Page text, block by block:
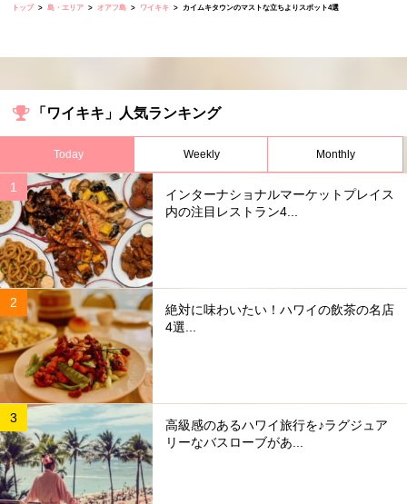
トップ 島・エリア オアフ島 ワイキキ カイムキタウンのマストな立ちよりスポット4選
「ワイキキ」人気ランキング
Today Weekly Monthly
インターナショナルマーケットプレイス
内の注目レストラン4...
絶対に味わいたい！ハワイの飲茶の名店
4選...
高級感のあるハワイ旅行を♪ラグジュア
リーなバスローブがあ...